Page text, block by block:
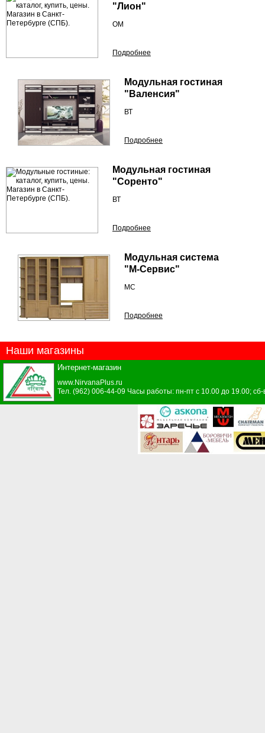
"Лион"
ОМ
Подробнее
Модульная гостиная
"Валенсия"
ВТ
Подробнее
Модульная гостиная
"Соренто"
ВТ
Подробнее
Модульная система
"М-Сервис"
МС
Подробнее
Наши магазины
Интернет-магазин
www.NirvanaPlus.ru
Тел. (962) 006-44-09 Часы работы: пн-пт с 10.00 до 19.00; сб-